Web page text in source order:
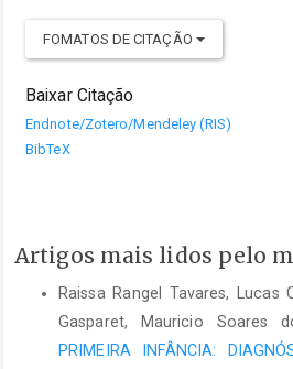
FOMATOS DE CITAÇÃO
Baixar Citação
Endnote/Zotero/Mendeley (RIS)
BibTeX
Artigos mais lidos pelo
Raissa Rangel Tavares, Lucas
Gasparet, Mauricio Soares
PRIMEIRA INFÂNCIA: